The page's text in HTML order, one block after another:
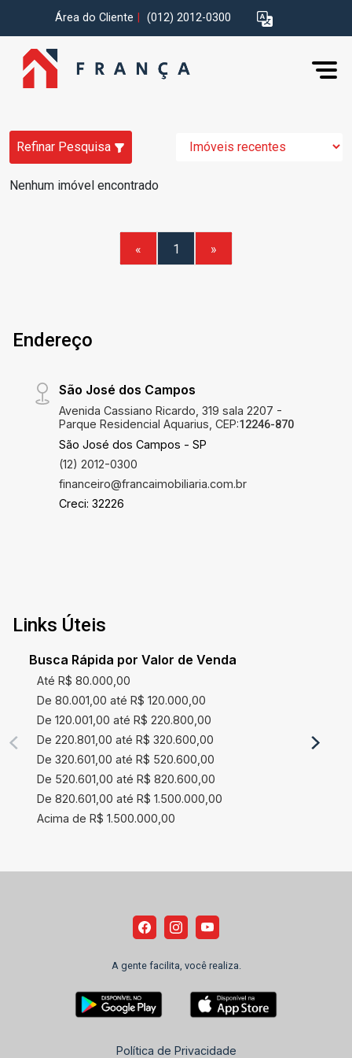
Área do Cliente (012) 2012-0300
Refinar Pesquisa
Nenhum imóvel encontrado
« 1 »
Endereço
São José dos Campos
Avenida Cassiano Ricardo, 319 sala 2207 -
Parque Residencial Aquarius, CEP:12246-870
São José dos Campos - SP
(12) 2012-0300
financeiro@francaimobiliaria.com.br
Creci: 32226
Links Úteis
Busca Rápida por Valor de Venda
Até R$ 80.000,00
De 80.001,00 até R$ 120.000,00
De 120.001,00 até R$ 220.800,00
De 220.801,00 até R$ 320.600,00
De 320.601,00 até R$ 520.600,00
De 520.601,00 até R$ 820.600,00
De 820.601,00 até R$ 1.500.000,00
Acima de R$ 1.500.000,00
A gente facilita, você realiza.
Política de Privacidade